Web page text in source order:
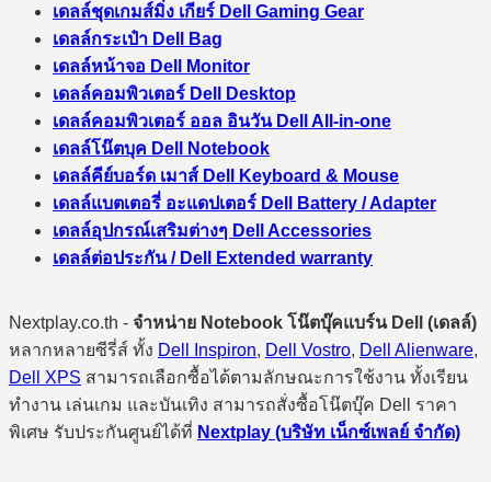
เดลล์ชุดเกมส์มิ่ง เกียร์ Dell Gaming Gear
เดลล์กระเป๋า Dell Bag
เดลล์หน้าจอ Dell Monitor
เดลล์คอมพิวเตอร์ Dell Desktop
เดลล์คอมพิวเตอร์ ออล อินวัน Dell All-in-one
เดลล์โน๊ตบุค Dell Notebook
เดลล์คีย์บอร์ด เมาส์ Dell Keyboard & Mouse
เดลล์แบตเตอรี่ อะแดปเตอร์ Dell Battery / Adapter
เดลล์อุปกรณ์เสริมต่างๆ Dell Accessories
เดลล์ต่อประกัน / Dell Extended warranty
Nextplay.co.th - จำหน่าย Notebook โน๊ตบุ๊คแบร์น Dell (เดลล์)
หลากหลายซีรี่ส์ ทั้ง Dell Inspiron, Dell Vostro, Dell Alienware,
Dell XPS สามารถเลือกซื้อได้ตามลักษณะการใช้งาน ทั้งเรียน
ทำงาน เล่นเกม และบันเทิง สามารถสั่งซื้อโน๊ตบุ๊ค Dell ราคา
พิเศษ รับประกันศูนย์ได้ที่ Nextplay (บริษัท เน็กซ์เพลย์ จำกัด)